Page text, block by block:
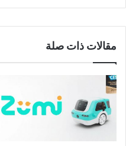
مقالات ذات صلة